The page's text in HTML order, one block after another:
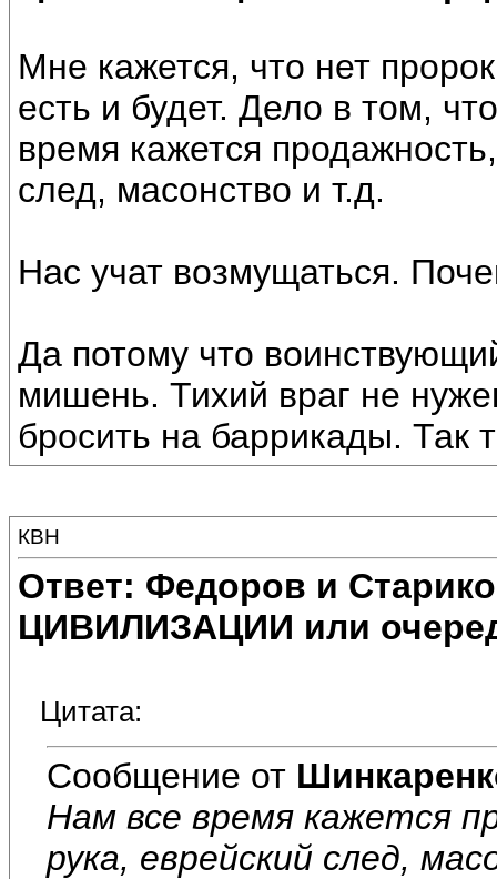
Мне кажется, что нет
есть и будет. Дело в том,
время кажется
след, масонство и т.д.
Нас учат возмущаться.
Да потому что
мишень. Тихий враг не
бросить на баррикады. Так
КВН
Ответ: Федоров и
ЦИВИЛИЗАЦИИ или
Цитата:
Сообщение от
Нам все время кажется
рука, еврейский след,